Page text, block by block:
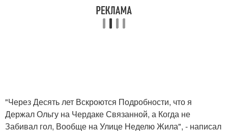
"Через Десять лет Вскроются Подробности, что я
Держал Ольгу на Чердаке Связанной, а Когда не
Забивал гол, Вообще на Улице Неделю Жила", - написал